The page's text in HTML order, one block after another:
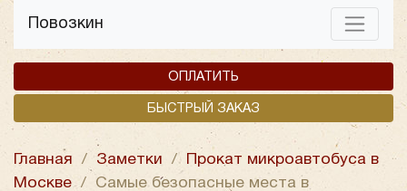
Повозкин
ОПЛАТИТЬ
БЫСТРЫЙ ЗАКАЗ
Главная / Заметки / Прокат микроавтобуса в
Москве
/
Самые безопасные места в